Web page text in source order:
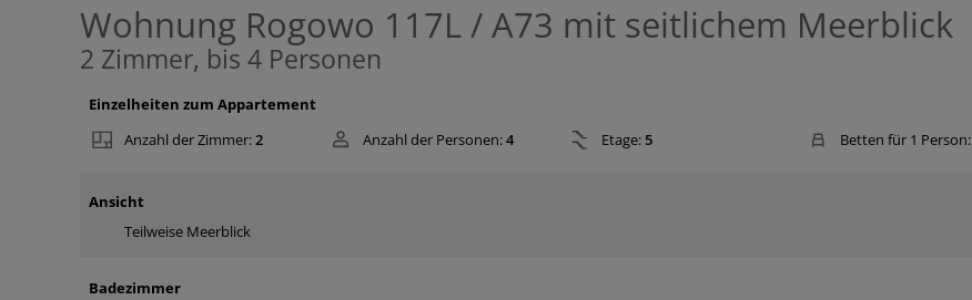
Wohnung Rogowo 117L / A73 mit seitlichem Meerblick
2 Zimmer, bis 4 Personen
Einzelheiten zum Appartement
Anzahl der Zimmer:2 Anzahl der Personen:4 Etage:5 Betten für 1 Person:
Ansicht
Teilweise Meerblick
Badezimmer